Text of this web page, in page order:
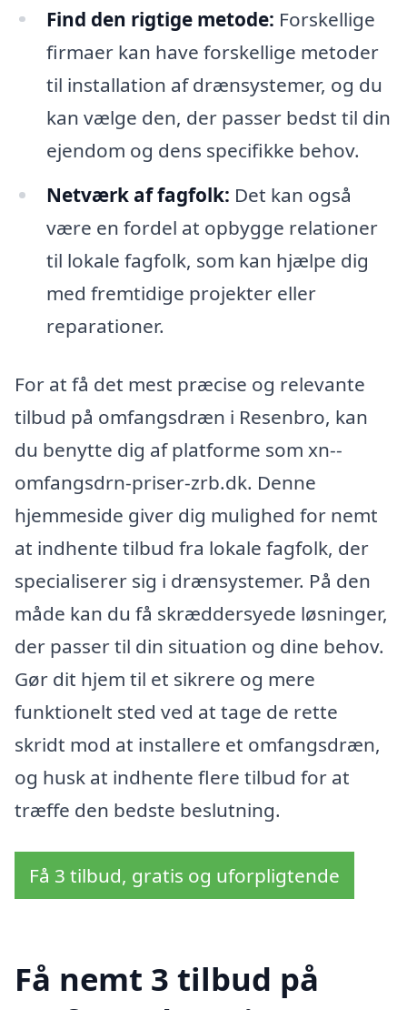
Find den rigtige metode: Forskellige
firmaer kan have forskellige metoder
til installation af drænsystemer, og du
kan vælge den, der passer bedst til din
ejendom og dens specifikke behov.
Netværk af fagfolk: Det kan også
være en fordel at opbygge relationer
til lokale fagfolk, som kan hjælpe dig
med fremtidige projekter eller
reparationer.
For at få det mest præcise og relevante
tilbud på omfangsdræn i Resenbro, kan
du benytte dig af platforme som xn--
omfangsdrn-priser-zrb.dk. Denne
hjemmeside giver dig mulighed for nemt
at indhente tilbud fra lokale fagfolk, der
specialiserer sig i drænsystemer. På den
måde kan du få skræddersyede løsninger,
der passer til din situation og dine behov.
Gør dit hjem til et sikrere og mere
funktionelt sted ved at tage de rette
skridt mod at installere et omfangsdræn,
og husk at indhente flere tilbud for at
træffe den bedste beslutning.
Få 3 tilbud, gratis og uforpligtende
Få nemt 3 tilbud på